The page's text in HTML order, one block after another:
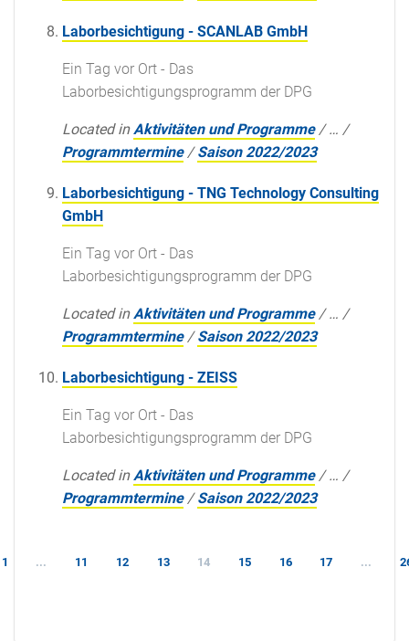
Laborbesichtigung - SCANLAB GmbH
Ein Tag vor Ort - Das
Laborbesichtigungsprogramm der DPG
Located in Aktivitäten und Programme /… /
Programmtermine /Saison 2022/2023
Laborbesichtigung - TNG Technology Consulting
GmbH
Ein Tag vor Ort - Das
Laborbesichtigungsprogramm der DPG
Located in Aktivitäten und Programme /… /
Programmtermine /Saison 2022/2023
Laborbesichtigung - ZEISS
Ein Tag vor Ort - Das
Laborbesichtigungsprogramm der DPG
Located in Aktivitäten und Programme /… /
Programmtermine /Saison 2022/2023
1 ... 11 12 13 14 15 16 17 ...